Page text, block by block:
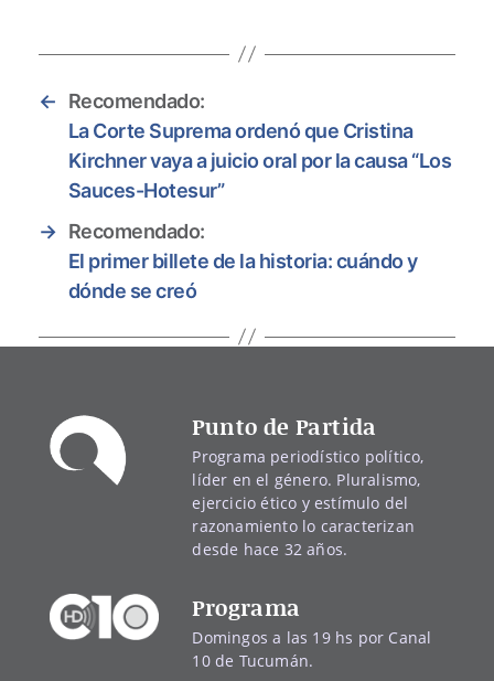
←
Recomendado:
La Corte Suprema ordenó que Cristina
Kirchner vaya a juicio oral por la causa “Los
Sauces-Hotesur”
→ Recomendado:
El primer billete de la historia: cuándo y
dónde se creó
Punto de Partida
Programa periodístico político,
líder en el género. Pluralismo,
ejercicio ético y estímulo del
razonamiento lo caracterizan
desde hace 32 años.
Programa
Domingos a las 19 hs por Canal
10 de Tucumán.